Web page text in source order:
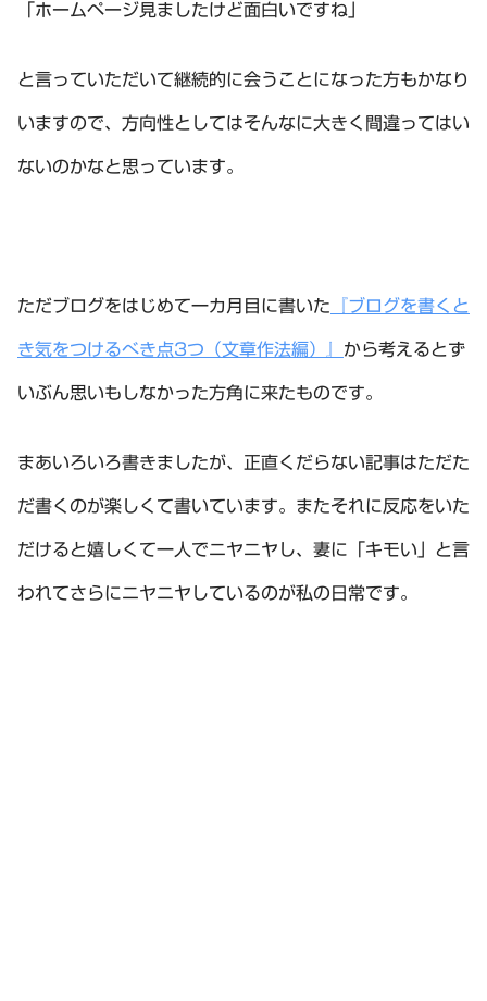
「ホームページ見ましたけど面白いですね」
と言っていただいて継続的に会うことになった方もかなり
いますので、方向性としてはそんなに大きく間違ってはい
ないのかなと思っています。
ただブログをはじめて一カ月目に書いた 『ブログを書くと
き気をつけるべき点3つ（文章作法編）』 から考えるとず
いぶん思いもしなかった方角に来たものです。
まあいろいろ書きましたが、正直くだらない記事はただた
だ書くのが楽しくて書いています。またそれに反応をいた
だけると嬉しくて一人でニヤニヤし、妻に「キモい」と言
われてさらにニヤニヤしているのが私の日常です。